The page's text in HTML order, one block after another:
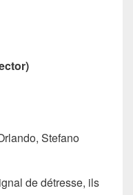
Stefano
de détresse, ils